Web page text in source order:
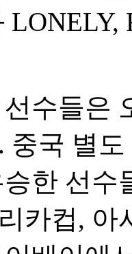
수들은
중국 별
한 선수
카컵, 아